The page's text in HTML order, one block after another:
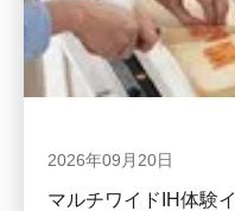
2026年09月20日
マルチワイドIH体験